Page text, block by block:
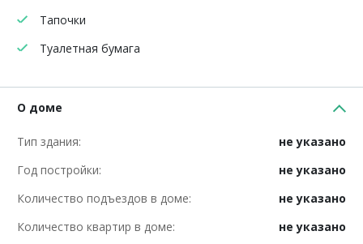
Тапочки
Туалетная бумага
О доме
Тип здания:
не указано
Год постройки:
не указано
Количество подъездов в доме:
не указано
Количество квартир в доме:
не указано